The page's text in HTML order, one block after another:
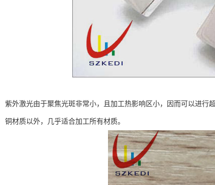
紫外激光由于聚焦光斑非常小，且加工热影响区小，因而可以进
铜材质以外，几乎适合加工所有材质。